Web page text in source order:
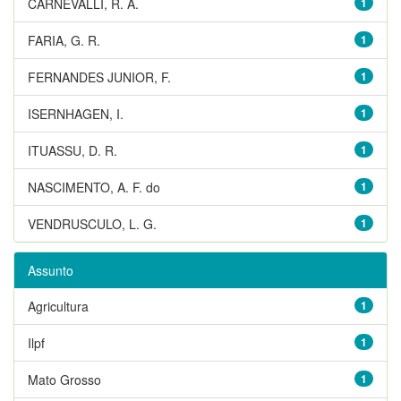
1
FARIA, G. R.
1
FERNANDES JUNIOR, F.
1
ISERNHAGEN, I.
1
ITUASSU, D. R.
1
NASCIMENTO, A. F. do
1
VENDRUSCULO, L. G.
Assunto
1
Agricultura
1
Ilpf
1
Mato Grosso